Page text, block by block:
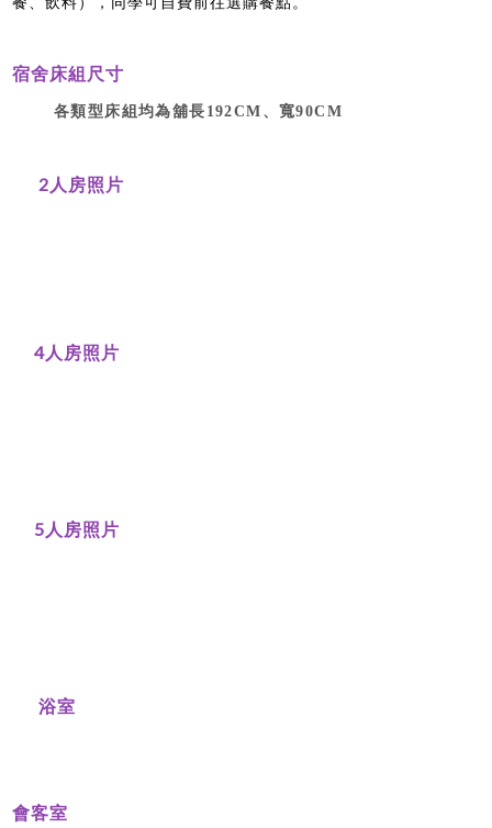
宿舍床組尺寸
各類型床組均為舖長192CM、寬90CM
2人房照片
4人房照片
5人房照片
浴室
會客室